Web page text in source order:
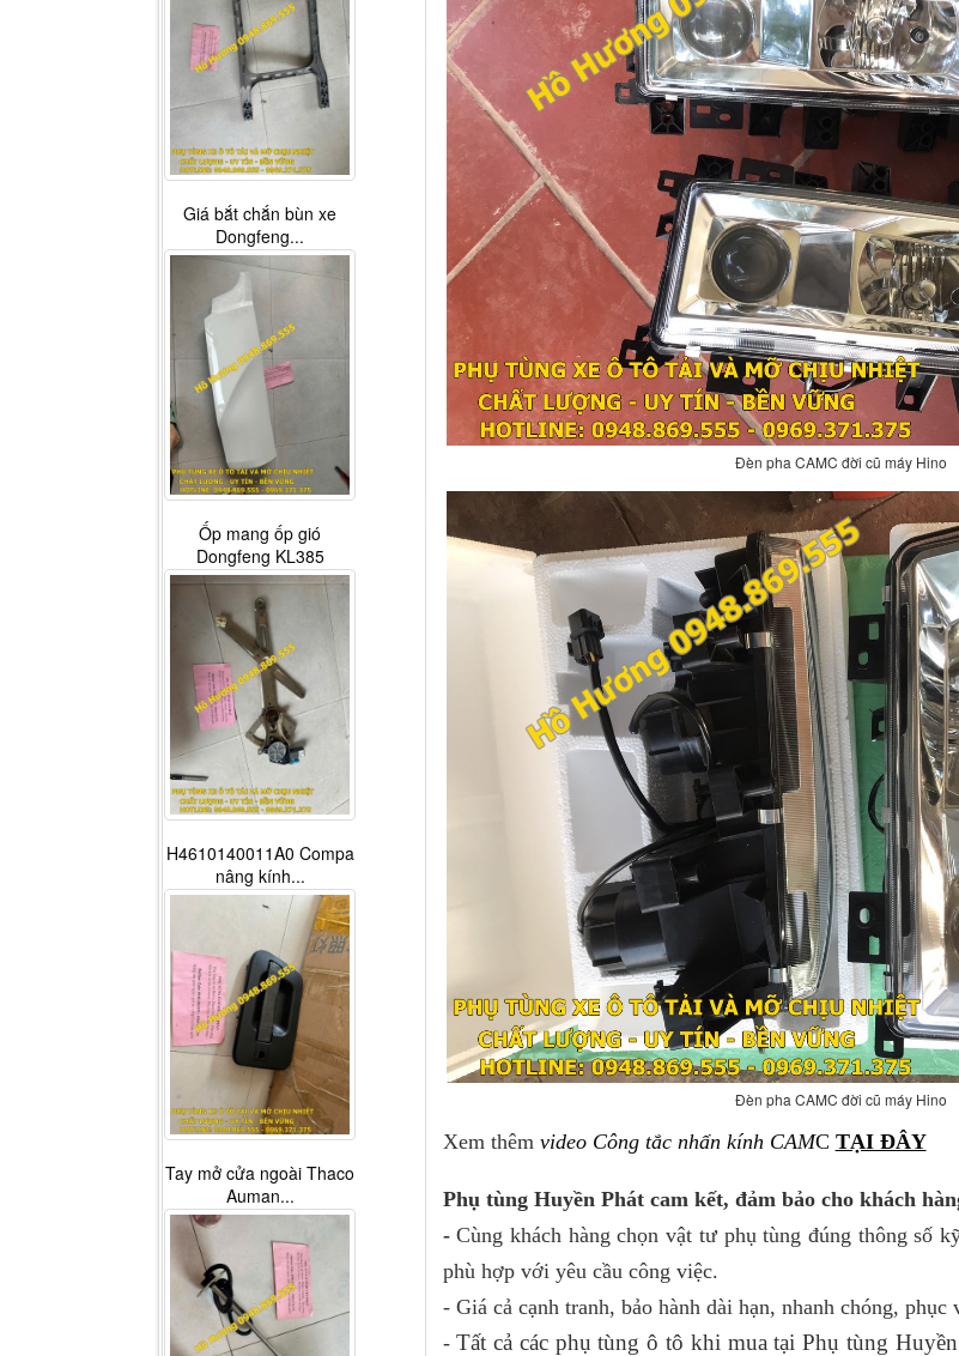
Đèn pha CAMC đời cũ máy Hino
Đèn pha CAMC đời cũ máy Hino
Xem thêm video Công tắc nhấn kính CAMC TẠI ĐÂY
Phụ tùng Huyền Phát cam kết, đảm bảo cho khách
-Cùng khách hàng chọn vật tư phụ tùng đúng thông số
phù hợp với yêu cầu công việc.
- Giá cả cạnh tranh, bảo hành dài hạn, nhanh chóng, phục
-Tất cả các phụ tùng ô tô khi mua tại Phụ tùng
Giá bắt chắn bùn xe
Dongfeng...
Ốp mang ốp gió
Dongfeng KL385
H4610140011A0 Compa
nâng kính...
Tay mở cửa ngoài Thaco
Auman...